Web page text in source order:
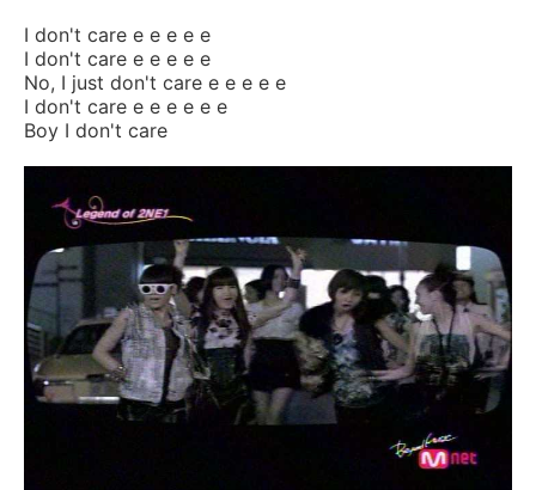
I don't care e e e e e
I don't care e e e e e
No, I just don't care e e e e e
I don't care e e e e e e
Boy I don't care